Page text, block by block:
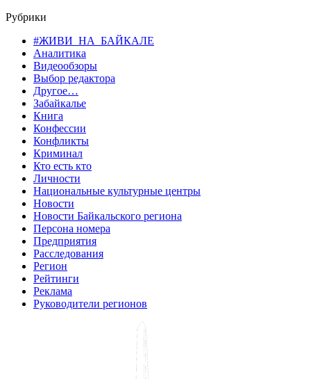
Рубрики
#ЖИВИ_НА_БАЙКАЛЕ
Аналитика
Видеообзоры
Выбор редактора
Другое…
Забайкалье
Книга
Конфессии
Конфликты
Криминал
Кто есть кто
Личности
Национальные культурные центры
Новости
Новости Байкальского региона
Персона номера
Предприятия
Расследования
Регион
Рейтинги
Реклама
Руководители регионов